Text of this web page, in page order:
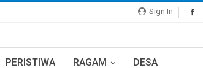
Sign In
PERISTIWA RAGAM DESA